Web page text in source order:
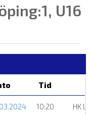
U16
Tid
10:20 HK